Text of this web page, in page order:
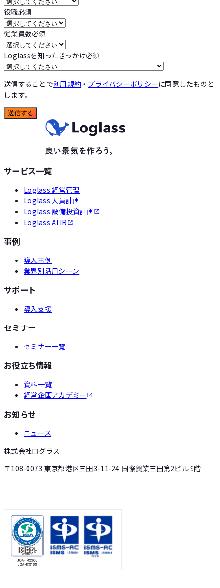
役職必須
従業員数必須
Loglassを知ったきっかけ必須
送信することで利用規約 ・ プライバシーポリシーに同意したものと
します。
送信する
サービス一覧
Loglass 経営管理
Loglass 人員計画
Loglass 設備投資計画
Loglass AI IR
事例
導入事例
業界別活用シーン
サポート
導入支援
セミナー
セミナー一覧
お役立ち情報
資料一覧
経営企画アカデミー
お知らせ
ニュース
株式会社ログラス
〒108-0073 東京都港区三田3-11-24 国際興業三田第2ビル 9階